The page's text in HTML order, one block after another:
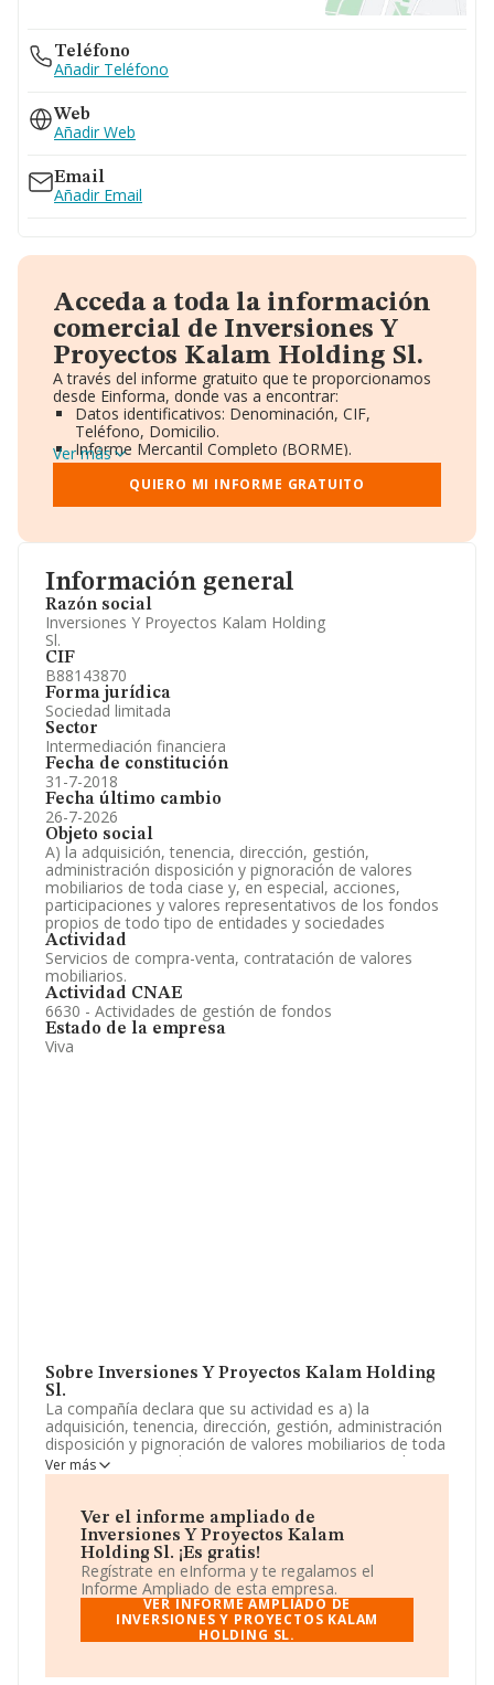
Información general
Razón social
Inversiones Y Proyectos Kalam Holding
Sl.
CIF
B88143870
Forma jurídica
Sociedad limitada
Sector
Intermediación financiera
Fecha de constitución
31-7-2018
Fecha último cambio
26-7-2026
Objeto social
A) la adquisición, tenencia, dirección, gestión,
administración disposición y pignoración de valores
mobiliarios de toda ciase y, en especial, acciones,
participaciones y valores representativos de los fondos
propios de todo tipo de entidades y sociedades
Actividad
Servicios de compra-venta, contratación de valores
mobiliarios.
Actividad CNAE
6630 - Actividades de gestión de fondos
Estado de la empresa
Viva
Sobre Inversiones Y Proyectos Kalam Holding
Sl.
La compañía declara que su actividad es a) la
adquisición, tenencia, dirección, gestión, administración
disposición y pignoración de valores mobiliarios de toda
ciase y, en especial, acciones, participaciones y valores
representativos de los fondos propios de todo tipo de
Limitada. Su actividad CNAE es 'Actividades de gestión
de fondos' con código 6630. No realiza actividad de
importación y/o exportación.
La empresa españolaInversiones y Proyectos Kalam
Holding S.L, NIF B88143870, se encuentra en Calle
Antonio Casero núm. 6, (28007), Madrid, Madrid.
hasta 882 empresas, a nivel nacional la facturación
Ver más
Ver el informe ampliado de
Inversiones Y Proyectos Kalam
Holding Sl. ¡Es gratis!
Regístrate en eInforma y te regalamos el
Informe Ampliado de esta empresa.
VER INFORME AMPLIADO DE
INVERSIONES Y PROYECTOS KALAM
HOLDING SL.
Teléfono
Añadir Teléfono
Web
Añadir Web
Email
Añadir Email
Acceda a toda la información
comercial de Inversiones Y
Proyectos Kalam Holding Sl.
A través del informe gratuito que te proporcionamos
desde Einforma, donde vas a encontrar:
Datos identificativos: Denominación, CIF,
Teléfono, Domicilio.
Informe Mercantil Completo (BORME).
Gráficos de Evolución Ventas y Empleados.
Consejo de Administración y Administradores.
Directivos y Ejecutivos.
Información oficial y registral complementaria.
Ver más
QUIERO MI INFORME GRATUITO